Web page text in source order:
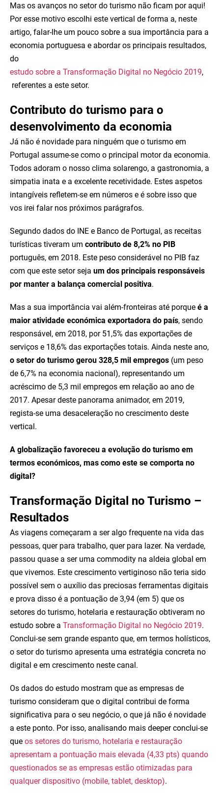
Mas os avanços no setor do turismo não ficam por aqui!
Por esse motivo escolhi este vertical de forma a, neste
artigo, falar-lhe um pouco sobre a sua importância para a
economia portuguesa e abordar os principais resultados,
do
estudo sobre a Transformação Digital no Negócio 2019,
referentes a este setor.
Contributo do turismo para o
desenvolvimento da economia
Já não é novidade para ninguém que o turismo em
Portugal assume-se como o principal motor da economia.
Todos adoram o nosso clima solarengo, a gastronomia, a
simpatia inata e a excelente recetividade. Estes aspetos
intangíveis refletem-se em números e é sobre isso que
vos irei falar nos próximos parágrafos.
Segundo dados do INE e Banco de Portugal, as receitas
turísticas tiveram um contributo de 8,2% no PIB
português, em 2018. Este peso considerável no PIB faz
com que este setor seja um dos principais responsáveis
por manter a balança comercial positiva.
Mas a sua importância vai além-fronteiras até porque é a
maior atividade económica exportadora do país, sendo
responsável, em 2018, por 51,5% das exportações de
serviços e 18,6% das exportações totais. Ainda neste ano,
o setor do turismo gerou 328,5 mil empregos (um peso
de 6,7% na economia nacional), representando um
acréscimo de 5,3 mil empregos em relação ao ano de
2017. Apesar deste panorama animador, em 2019,
regista-se uma desaceleração no crescimento deste
vertical.
A globalização favoreceu a evolução do turismo em
termos económicos, mas como este se comporta no
digital?
Transformação Digital no Turismo –
Resultados
As viagens começaram a ser algo frequente na vida das
pessoas, quer para trabalho, quer para lazer. Na verdade,
passou quase a ser uma commodity na aldeia global em
que vivemos. Este crescimento vertiginoso não teria sido
possível sem o auxílio das preciosas ferramentas digitais
e prova disso é a pontuação de 3,94 (em 5) que os
setores do turismo, hotelaria e restauração obtiveram no
estudo sobre a Transformação Digital no Negócio 2019.
Conclui-se sem grande espanto que, em termos holísticos,
o setor do turismo apresenta uma estratégia concreta no
digital e em crescimento neste canal.
Os dados do estudo mostram que as empresas de
turismo consideram que o digital contribui de forma
significativa para o seu negócio, o que já não é novidade
a este ponto. Por isso, analisando mais deeper conclui-se
que os setores do turismo, hotelaria e restauração
apresentam a pontuação mais elevada (4,33 pts) quando
questionados se as empresas estão otimizadas para
qualquer dispositivo (mobile, tablet, desktop).